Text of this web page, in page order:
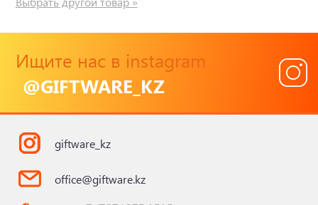
Ищите нас в instagram
@GIFTWARE_KZ
giftware_kz
office@giftware.kz